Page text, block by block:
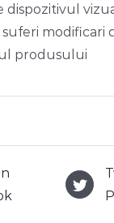
dispozitivul
modificari
produsului